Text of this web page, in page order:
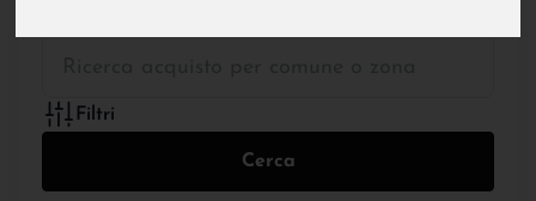
Filtri
Cerca